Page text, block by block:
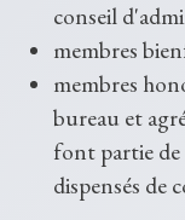
conseil
membres
membres
bureau et
font partie de
dispensés de